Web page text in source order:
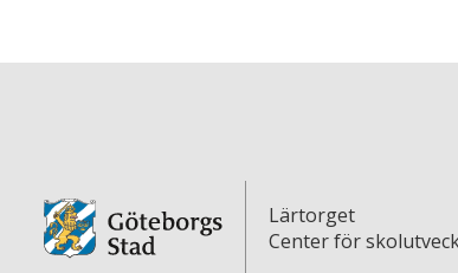
Lärtorget
Center för